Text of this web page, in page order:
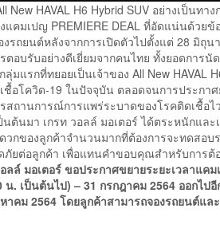
New HAVAL H6 Hybrid SUV อย่างเป็นทา
คมเปญ PREMIERE DEAL ที่อัดแน่นด้วย
รถยนต์หลังจากการเปิดตัวไปตั้งแต่ 28 มิถุ
ตอบรับอย่างดีเยี่ยมจากคนไทย ทั้งยอดการ
แรกที่ทยอยเป็นเจ้าของ All New HAVAL
อโควิด-19 ในปัจจุบัน ตลอดจนการประกา
ถานการณ์การแพร่ระบาดของโรคติดเชื้อไ
ต้นมา เกรท วอลล์ มอเตอร์ ได้ตระหนักและ
วกของลูกค้าจำนวนมากที่ต้องการจะทดสอ
ภัยต่อลูกค้า เพื่อแทนคำขอบคุณสำหรับการ
ลล์ มอเตอร์ ขอประกาศขยายระยะเวลาแค
. เป็นต้นไป) – 31 กรกฎาคม 2564 ออกไปอี
าคม 2564 โดยลูกค้าสามารถจองรถยนต์แ